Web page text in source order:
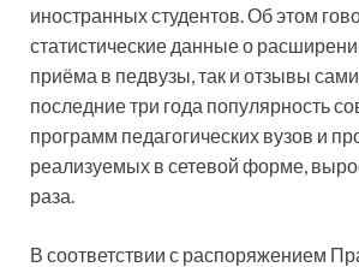
иностранных студентов. Об этом
статистические данные о
приёма в педвузы, так и отзывы
последние три года популярность
программ педагогических вузов и
реализуемых в сетевой форме,
раза.
В соответствии с распоряжением